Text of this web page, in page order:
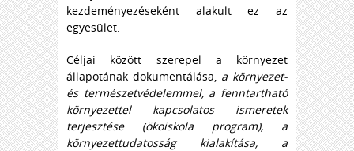
kezdeményezéseként alakult ez az
egyesület.
Céljai között szerepel a környezet
állapotának dokumentálása, a környezet-
és természetvédelemmel, a fenntartható
környezettel kapcsolatos ismeretek
terjesztése (ökoiskola program), a
környezettudatosság kialakítása, a